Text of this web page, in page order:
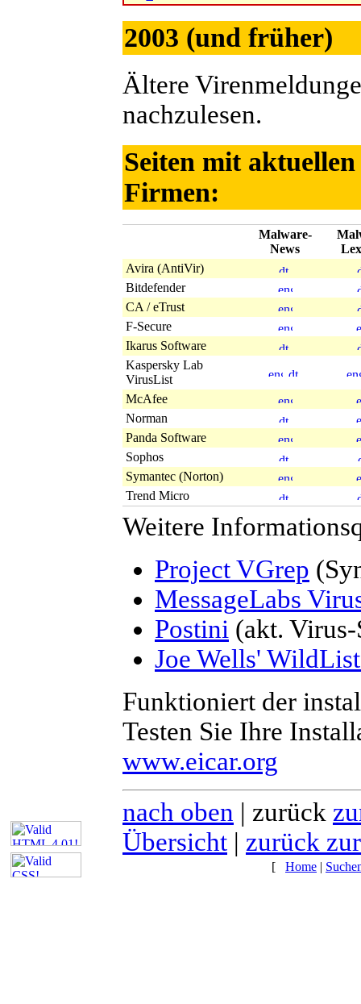
2003 (und früher)
Ältere
nachzulesen.
Seiten mit
Firmen:
Malware-
News
Avira (AntiVir)
Bitdefender
CA / eTrust
F-Secure
Ikarus Software
Kaspersky Lab
VirusList
McAfee
Norman
Panda Software
Sophos
Symantec (Norton)
Trend Micro
Weitere
Project VGrep
MessageLabs
Postini (akt.
Joe Wells'
Funktioniert der
Testen Sie Ihre
www.eicar.org
nach oben | zurück
Übersicht | zurück
[ Home |